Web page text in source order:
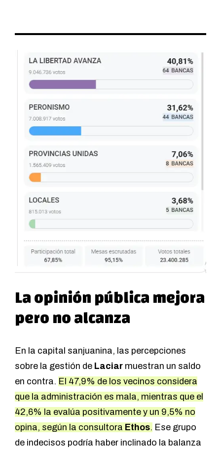
La opinión pública mejora
pero no alcanza
En la capital sanjuanina, las percepciones
sobre la gestión de Laciar muestran un saldo
en contra. El 47,9% de los vecinos considera
que la administración es mala, mientras que el
42,6% la evalúa positivamente y un 9,5% no
opina, según la consultora Ethos. Ese grupo
de indecisos podría haber inclinado la balanza